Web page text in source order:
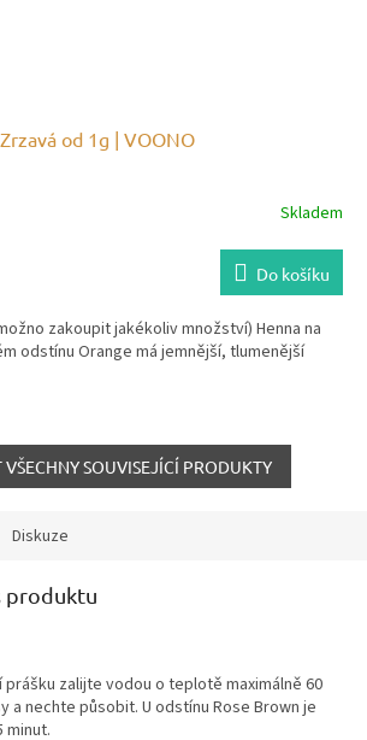
Zrzavá od 1g | VOONO
Skladem
Do košíku
zakoupit jakékoliv množství) Henna na
odstínu Orange má jemnější, tlumenější
VŠECHNY SOUVISEJÍCÍ PRODUKTY
Diskuze
produktu
zalijte vodou o teplotě maximálně 60
a nechte působit. U odstínu Rose Brown je
minut.